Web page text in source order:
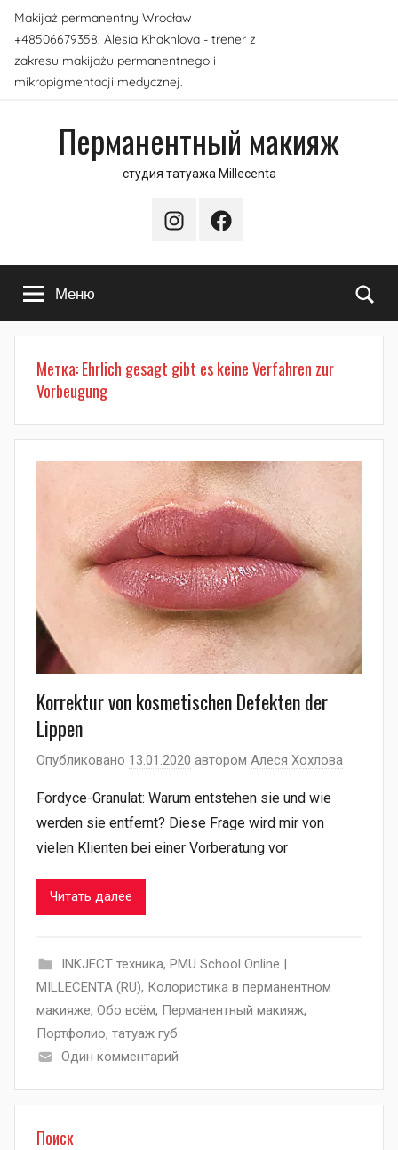
Перейти
содержимому
Makijaż permanentny Wrocław
+48506679358. Alesia Khakhlova - trener z
zakresu makijażu permanentnego i
mikropigmentacji medycznej.
Перманентный макияж
студия татуажа Millecenta
InstagramFacebook
Меню
Метка:Ehrlich gesagt gibt es keine Verfahren zur
Vorbeugung
Korrektur von kosmetischen Defekten der
Lippen
Опубликовано 13.01.2020 автором Алеся Хохлова
Fordyce-Granulat: Warum entstehen sie und wie
werden sie entfernt? Diese Frage wird mir von
vielen Klienten bei einer Vorberatung vor
Читать далее
INKJECT техника, PMU School Online |
MILLECENTA (RU), Колористика в перманентном
макияже, Обо всём, Перманентный макияж,
Портфолио, татуаж губ
Один комментарий
Поиск